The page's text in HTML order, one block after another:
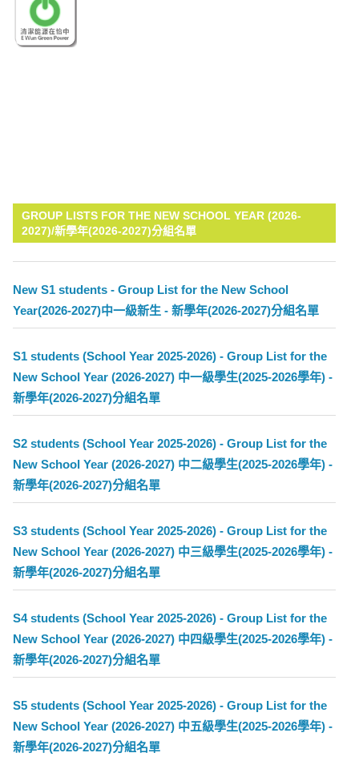
GROUP LISTS FOR THE NEW SCHOOL YEAR (2026-
2027)/新學年(2026-2027)分組名單
New S1 students - Group List for the New School
Year(2026-2027)中一級新生 - 新學年(2026-2027)分組名單
S1 students (School Year 2025-2026) - Group List for the
New School Year (2026-2027) 中一級學生(2025-2026學年) -
新學年(2026-2027)分組名單
S2 students (School Year 2025-2026) - Group List for the
New School Year (2026-2027) 中二級學生(2025-2026學年) -
新學年(2026-2027)分組名單
S3 students (School Year 2025-2026) - Group List for the
New School Year (2026-2027) 中三級學生(2025-2026學年) -
新學年(2026-2027)分組名單
S4 students (School Year 2025-2026) - Group List for the
New School Year (2026-2027) 中四級學生(2025-2026學年) -
新學年(2026-2027)分組名單
S5 students (School Year 2025-2026) - Group List for the
New School Year (2026-2027) 中五級學生(2025-2026學年) -
新學年(2026-2027)分組名單